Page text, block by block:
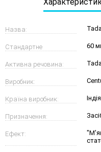
Назва:
Стандартне 60
Активна речовина:
Виробник:
Країна виробник: Індія
Призначення:
Ефект: